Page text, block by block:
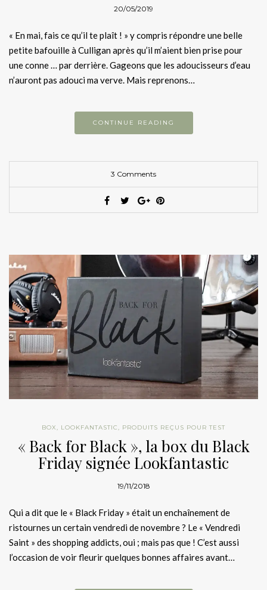
20/05/2019
« En mai, fais ce qu’il te plaît ! » y compris répondre une belle
petite bafouille à Culligan après qu’il m’aient bien prise pour
une conne … par derrière. Gageons que les adoucisseurs d’eau
n’auront pas adouci ma verve. Mais reprenons…
CONTINUE READING
3 Comments
BOX, LOOKFANTASTIC, PRODUITS REÇUS POUR TEST
« Back for Black », la box du Black
Friday signée Lookfantastic
19/11/2018
Qui a dit que le « Black Friday » était un enchaînement de
ristournes un certain vendredi de novembre ? Le « Vendredi
Saint » des shopping addicts, oui ; mais pas que ! C’est aussi
l’occasion de voir fleurir quelques bonnes affaires avant…